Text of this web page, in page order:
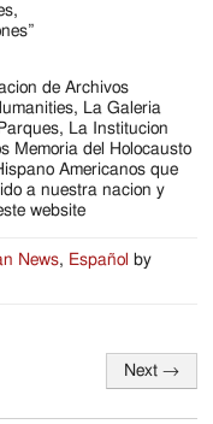
de Archivos
La Galeria
La Institucion
Memoria del Holocausto
Americanos que
a nuestra nacion y
website
News, Español
by
Next →